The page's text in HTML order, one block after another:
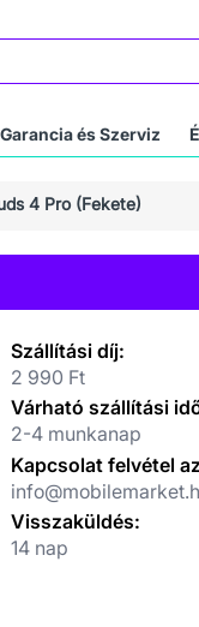
Garancia és Szerviz
4 Pro (Fekete)
Szállítási díj:
2 990 Ft
Várható szállítási
2-4 munkanap
Kapcsolat felvétel
Visszaküldés:
14 nap